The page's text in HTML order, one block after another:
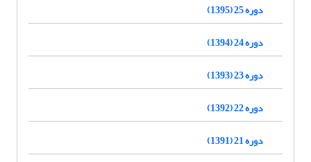
دوره 25 (1395)
دوره 24 (1394)
دوره 23 (1393)
دوره 22 (1392)
دوره 21 (1391)